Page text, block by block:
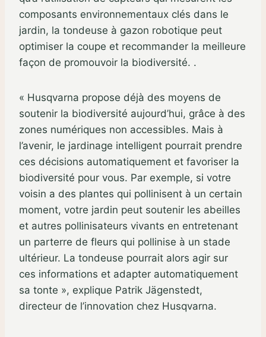
composants environnementaux clés dans le
jardin, la tondeuse à gazon robotique peut
optimiser la coupe et recommander la meilleure
façon de promouvoir la biodiversité. .
« Husqvarna propose déjà des moyens de
soutenir la biodiversité aujourd’hui, grâce à des
zones numériques non accessibles. Mais à
l’avenir, le jardinage intelligent pourrait prendre
ces décisions automatiquement et favoriser la
biodiversité pour vous. Par exemple, si votre
voisin a des plantes qui pollinisent à un certain
moment, votre jardin peut soutenir les abeilles
et autres pollinisateurs vivants en entretenant
un parterre de fleurs qui pollinise à un stade
ultérieur. La tondeuse pourrait alors agir sur
ces informations et adapter automatiquement
sa tonte », explique Patrik Jägenstedt,
directeur de l’innovation chez Husqvarna.